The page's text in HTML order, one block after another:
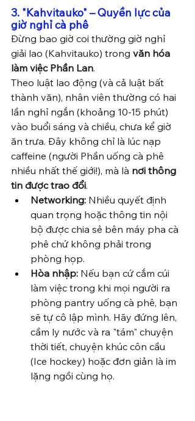
3. "Kahvitauko" – Quyền lực của
giờ nghỉ cà phê
Đừng bao giờ coi thường giờ nghỉ
giải lao (Kahvitauko) trong văn hóa
làm việc Phần Lan.
Theo luật lao động (và cả luật bất
thành văn), nhân viên thường có hai
lần nghỉ ngắn (khoảng 10-15 phút)
vào buổi sáng và chiều, chưa kể giờ
ăn trưa. Đây không chỉ là lúc nạp
caffeine (người Phần uống cà phê
nhiều nhất thế giới!), mà là nơi thông
tin được trao đổi.
Networking: Nhiều quyết định
quan trọng hoặc thông tin nội
bộ được chia sẻ bên máy pha cà
phê chứ không phải trong
phòng họp.
Hòa nhập: Nếu bạn cứ cắm cúi
làm việc trong khi mọi người ra
phòng pantry uống cà phê, bạn
sẽ tự cô lập mình. Hãy đứng lên,
cầm ly nước và ra "tám" chuyện
thời tiết, chuyện khúc côn cầu
(Ice hockey) hoặc đơn giản là im
lặng ngồi cùng họ.